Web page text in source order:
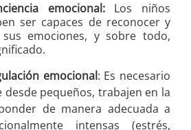
emocional:Los niños
ser capaces de reconocer y
emociones, y sobre todo,
emocional: Es necesario
desde pequeños, trabajen en la
de manera adecuada a
intensas (estrés,